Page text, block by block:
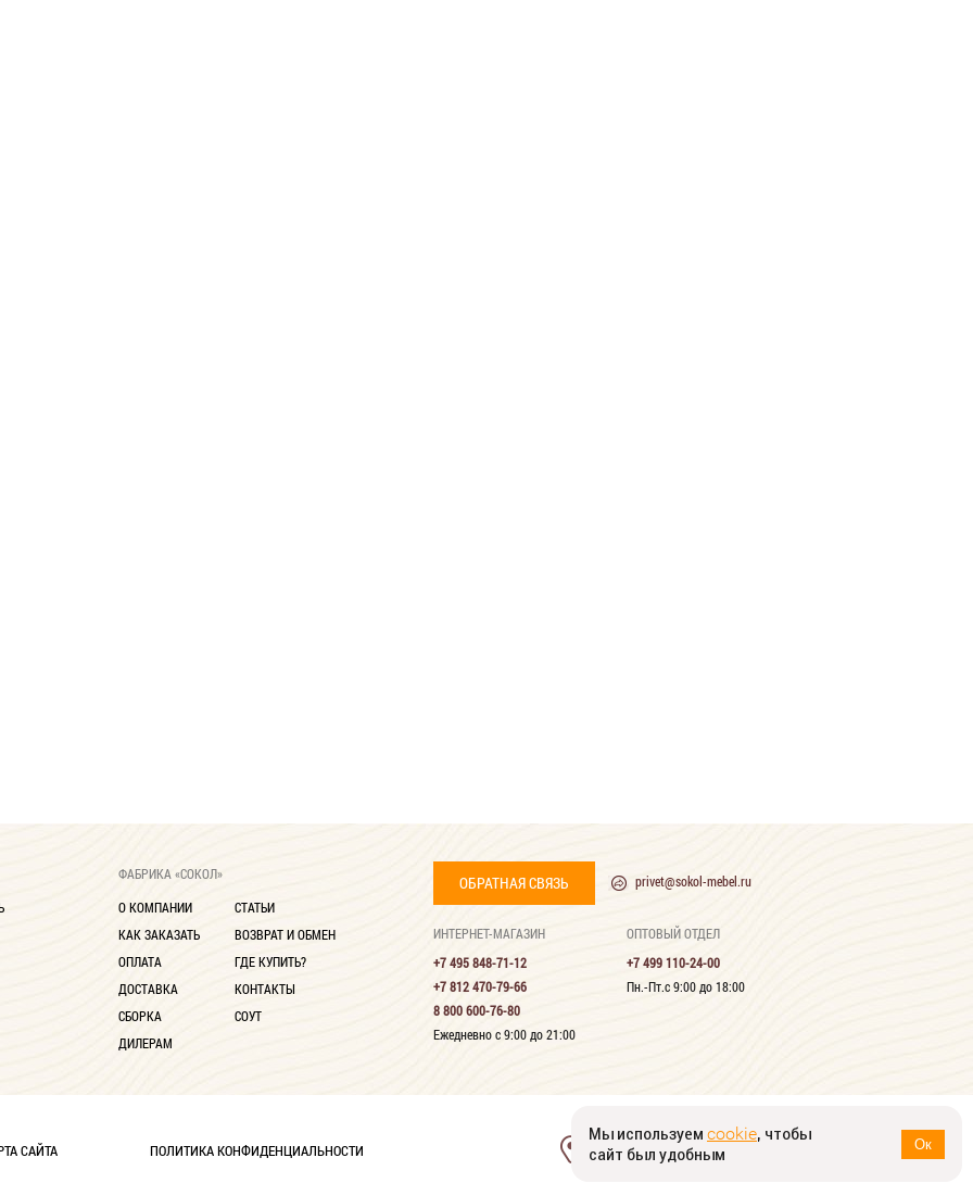
ФАБРИКА «СОКОЛ»
О КОМПАНИИ
КАК ЗАКАЗАТЬ
ОПЛАТА
ДОСТАВКА
СБОРКА
ДИЛЕРАМ
СТАТЬИ
ВОЗВРАТ И ОБМЕН
ГДЕ КУПИТЬ?
КОНТАКТЫ
СОУТ
ОБРАТНАЯ СВЯЗЬ privet@sokol-mebel.ru
ИНТЕРНЕТ-МАГАЗИН
+7 495 848-71-12
+7 812 470-79-66
8 800 600-76-80
Ежедневно с 9:00 до 21:00
ОПТОВЫЙ ОТДЕЛ
+7 499 110-24-00
Пн.-Пт.с 9:00 до 18:00
САЙТА ПОЛИТИКА КОНФИДЕНЦИАЛЬНОСТИ
124482, г. Москва, г. Зеленоград,
Савёлкинский проезд, д. 4, оф. 1607
Мы используем cookie, чтобы
сайт был удобным
Ок